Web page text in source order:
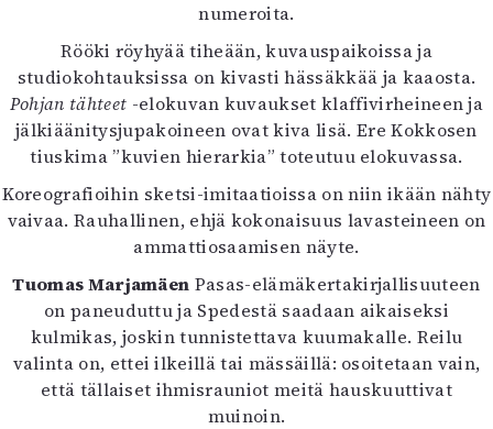
numeroita.
Rööki röyhyää tiheään, kuvauspaikoissa ja
studiokohtauksissa on kivasti hässäkkää ja kaaosta.
Pohjan tähteet -elokuvan kuvaukset klaffivirheineen ja
jälkiäänitysjupakoineen ovat kiva lisä. Ere Kokkosen
tiuskima ”kuvien hierarkia” toteutuu elokuvassa.
Koreografioihin sketsi-imitaatioissa on niin ikään nähty
vaivaa. Rauhallinen, ehjä kokonaisuus lavasteineen on
ammattiosaamisen näyte.
Tuomas Marjamäen Pasas-elämäkertakirjallisuuteen
on paneuduttu ja Spedestä saadaan aikaiseksi
kulmikas, joskin tunnistettava kuumakalle. Reilu
valinta on, ettei ilkeillä tai mässäillä: osoitetaan vain,
että tällaiset ihmisrauniot meitä hauskuuttivat
muinoin.